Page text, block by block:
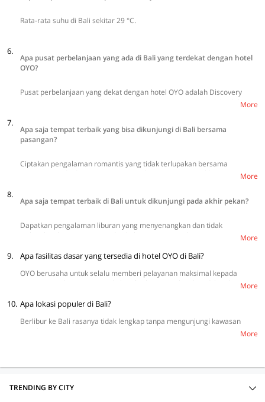
Rata-rata suhu di Bali sekitar 29 °C.
6.
Apa pusat perbelanjaan yang ada di Bali yang terdekat dengan hotel
OYO?
Pusat perbelanjaan yang dekat dengan hotel OYO adalah Discovery
Shopping Mall, Beachwalk Shopping Centre, Krisna Pusat Oleh-OlehMore
7.
Apa saja tempat terbaik yang bisa dikunjungi di Bali bersama
pasangan?
Ciptakan pengalaman romantis yang tidak terlupakan bersama
pasangan Anda dengan mengunjungi kawasan wisata pilihan, sepertiMore
8.
Apa saja tempat terbaik di Bali untuk dikunjungi pada akhir pekan?
Dapatkan pengalaman liburan yang menyenangkan dan tidak
terlupakan bersama teman dan keluarga tercinta dengan mengunjungi
Sanctuary, Ulun Danu Beratan Temple, Pantai Kuta, dan Bali Safari and
More
9. Apa fasilitas dasar yang tersedia di hotel OYO di Bali?
OYO berusaha untuk selalu memberi pelayanan maksimal kepada
setiap tamu dengan menyediakan fasilitas yang lengkap di hotel, seperti
kenyamanan pelanggan dengan AC dingin dan kamar mandi dalam
juga fasilitas tambahan seperti kulkas mini, kamera CCTV, pengering
More
10. Apa lokasi populer di Bali?
Berlibur ke Bali rasanya tidak lengkap tanpa mengunjungi kawasan
More
TRENDING BY CITY